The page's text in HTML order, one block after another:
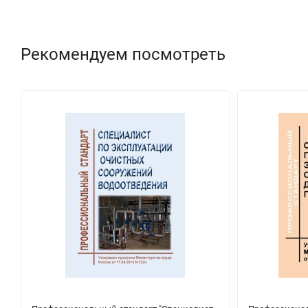
Рекомендуем посмотреть